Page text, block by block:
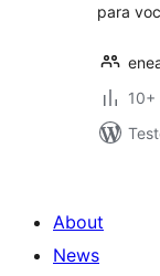
para
10+
About
News